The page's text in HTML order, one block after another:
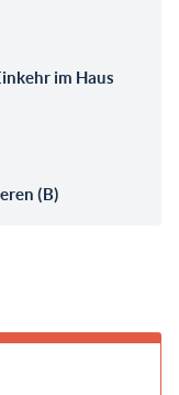
im Haus
(B)